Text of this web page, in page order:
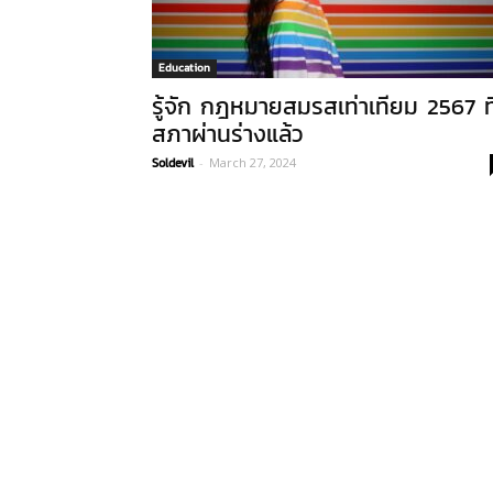
Education
รู้จัก กฎหมายสมรสเท่าเทียม 2567
สภาผ่านร่างแล้ว
Soldevil - March 27, 2024